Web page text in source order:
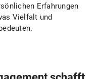
Erfahrungen
Vielfalt und